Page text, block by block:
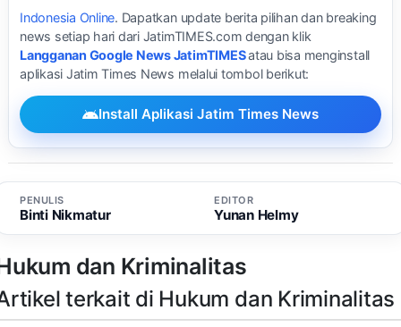
Indonesia Online. Dapatkan update berita pilihan dan breaking
news setiap hari dari JatimTIMES.com dengan klik
Langganan Google News JatimTIMESatau bisa menginstall
aplikasi Jatim Times News melalui tombol berikut:
Install Aplikasi Jatim Times News
PENULIS
Binti Nikmatur
EDITOR
Yunan Helmy
dan Kriminalitas
terkait di Hukum dan Kriminalitas